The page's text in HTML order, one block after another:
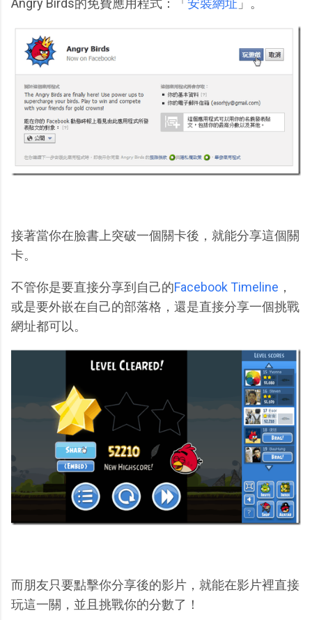
Angry Birds的免費應用程式：「 安裝網址 」。
接著當你在臉書上突破一個關卡後，就能分享這個關
卡。
不管你是要直接分享到自己的Facebook Timeline ，
或是要外嵌在自己的部落格，還是直接分享一個挑戰
網址都可以。
而朋友只要點擊你分享後的影片，就能在影片裡直接
玩這一關，並且挑戰你的分數了！